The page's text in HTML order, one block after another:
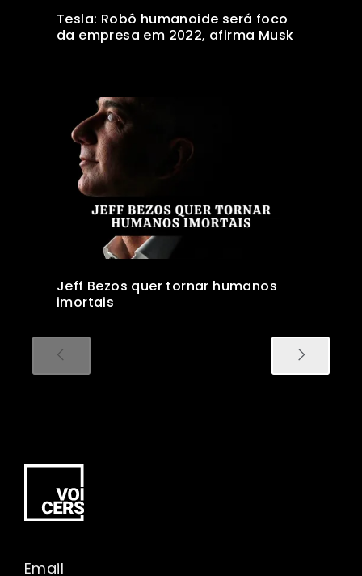
Tesla: Robô humanoide será foco
da empresa em 2022, afirma Musk
Jeff Bezos quer tornar humanos
imortais
Email